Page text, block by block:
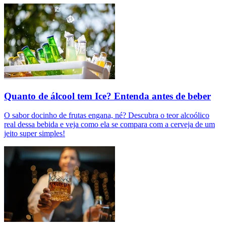
Quanto de álcool tem Ice? Entenda antes de beber
O sabor docinho de frutas engana, né? Descubra o teor alcoólico
real dessa bebida e veja como ela se compara com a cerveja de um
jeito super simples!